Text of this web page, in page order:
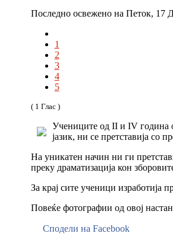
Последно освежено на Петок, 17
1
2
3
4
5
( 1 Глас )
Учениците од II и IV година
јазик, ни се претставија со
На уникатен начин ни ги
преку драматизација кон
За крај сите ученици изработија
Повеќе фотографии од овој
Сподели на Facebook